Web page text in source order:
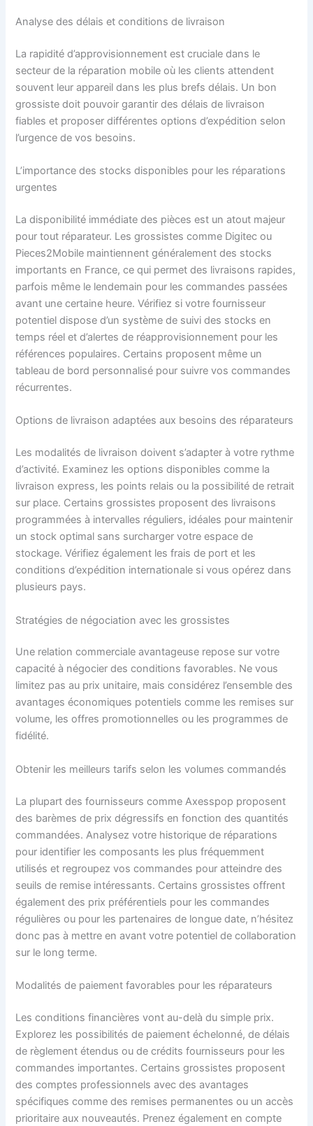
Analyse des délais et conditions de livraison
La rapidité d’approvisionnement est cruciale dans le
secteur de la réparation mobile où les clients attendent
souvent leur appareil dans les plus brefs délais. Un bon
grossiste doit pouvoir garantir des délais de livraison
fiables et proposer différentes options d’expédition selon
l’urgence de vos besoins.
L’importance des stocks disponibles pour les réparations
urgentes
La disponibilité immédiate des pièces est un atout majeur
pour tout réparateur. Les grossistes comme Digitec ou
Pieces2Mobile maintiennent généralement des stocks
importants en France, ce qui permet des livraisons rapides,
parfois même le lendemain pour les commandes passées
avant une certaine heure. Vérifiez si votre fournisseur
potentiel dispose d’un système de suivi des stocks en
temps réel et d’alertes de réapprovisionnement pour les
références populaires. Certains proposent même un
tableau de bord personnalisé pour suivre vos commandes
récurrentes.
Options de livraison adaptées aux besoins des réparateurs
Les modalités de livraison doivent s’adapter à votre rythme
d’activité. Examinez les options disponibles comme la
livraison express, les points relais ou la possibilité de retrait
sur place. Certains grossistes proposent des livraisons
programmées à intervalles réguliers, idéales pour maintenir
un stock optimal sans surcharger votre espace de
stockage. Vérifiez également les frais de port et les
conditions d’expédition internationale si vous opérez dans
plusieurs pays.
Stratégies de négociation avec les grossistes
Une relation commerciale avantageuse repose sur votre
capacité à négocier des conditions favorables. Ne vous
limitez pas au prix unitaire, mais considérez l’ensemble des
avantages économiques potentiels comme les remises sur
volume, les offres promotionnelles ou les programmes de
fidélité.
Obtenir les meilleurs tarifs selon les volumes commandés
La plupart des fournisseurs comme Axesspop proposent
des barèmes de prix dégressifs en fonction des quantités
commandées. Analysez votre historique de réparations
pour identifier les composants les plus fréquemment
utilisés et regroupez vos commandes pour atteindre des
seuils de remise intéressants. Certains grossistes offrent
également des prix préférentiels pour les commandes
régulières ou pour les partenaires de longue date, n’hésitez
donc pas à mettre en avant votre potentiel de collaboration
sur le long terme.
Modalités de paiement favorables pour les réparateurs
Les conditions financières vont au-delà du simple prix.
Explorez les possibilités de paiement échelonné, de délais
de règlement étendus ou de crédits fournisseurs pour les
commandes importantes. Certains grossistes proposent
des comptes professionnels avec des avantages
spécifiques comme des remises permanentes ou un accès
prioritaire aux nouveautés. Prenez également en compte